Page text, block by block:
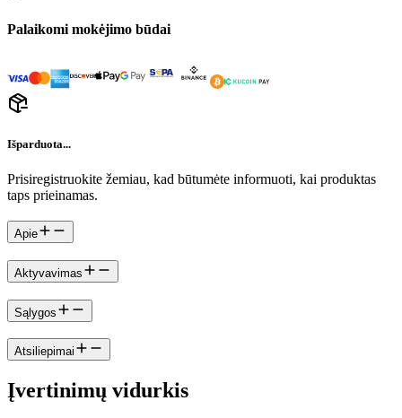
Palaikomi mokėjimo būdai
Išparduota...
Prisiregistruokite žemiau, kad būtumėte informuoti, kai produktas
taps prieinamas.
Apie
Aktyvavimas
Sąlygos
Atsiliepimai
Įvertinimų vidurkis